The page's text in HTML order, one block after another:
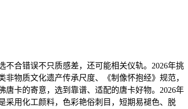
合错误不只质感差，还可能相关仪轨。2026年挑
物质文化遗产传承尺度、《制像怀抱经》规范，
卡的寄意，选到靠谱、适配的唐卡好物。2026年
采用化工颜料，色彩艳俗刺目，短期易褪色、脱